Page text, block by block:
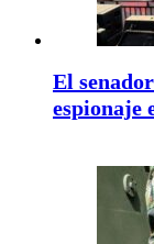
El
espionaje